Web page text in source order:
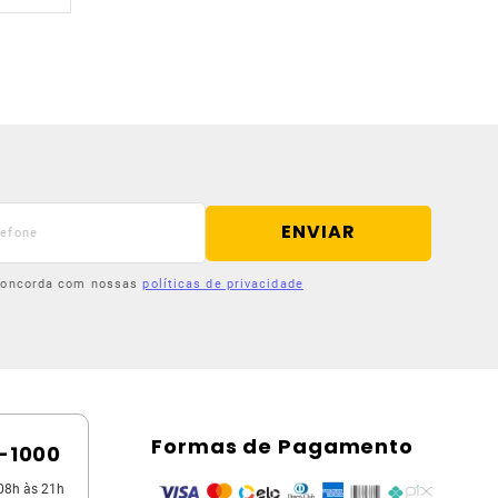
ENVIAR
com nossas políticas de privacidade
1000
às 21h
Formas de Pagamento